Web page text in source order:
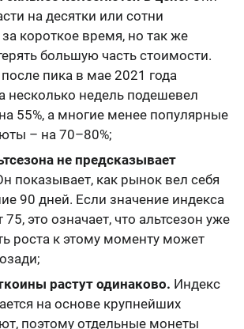
на десятки или сотни
короткое время, но так же
большую часть стоимости.
пика в мае 2021 года
несколько недель подешевел
55%, а многие менее популярные
– на 70–80%;
не предсказывает
показывает, как рынок вел себя
90 дней. Если значение индекса
это означает, что альтсезон уже
роста к этому моменту может
растут одинаково. Индекс
на основе крупнейших
поэтому отдельные монеты